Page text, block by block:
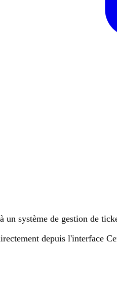
un système de gestion de
depuis l'interface